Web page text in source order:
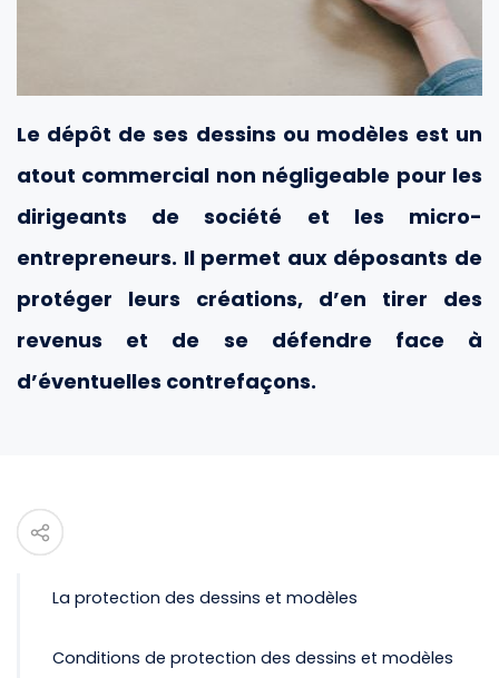
Le dépôt de ses dessins ou modèles est un
atout commercial non négligeable pour les
dirigeants de société et les micro-
entrepreneurs. Il permet aux déposants de
protéger leurs créations, d’en tirer des
revenus et de se défendre face à
d’éventuelles contrefaçons.
La protection des dessins et modèles
Conditions de protection des dessins et modèles